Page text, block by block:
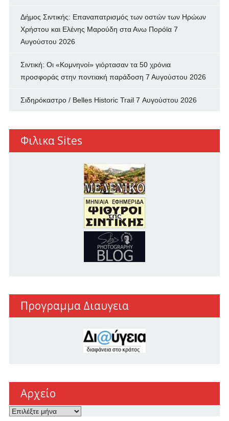
Δήμος Σιντικής: Επαναπατρισμός των oστών των Ηρώων
Χρήστου και Ελένης Μαρούδη στα Ανω Πορόϊα 7
Αυγούστου 2026
Σιντική: Οι «Κομνηνοί» γιόρτασαν τα 50 χρόνια
προσφοράς στην ποντιακή παράδοση 7 Αυγούστου 2026
Σιδηρόκαστρο / Belles Historic Trail 7 Αυγούστου 2026
Φιλικα Sites
Προγραμμα Διαυγεια
Αρχείο
Αρχείο